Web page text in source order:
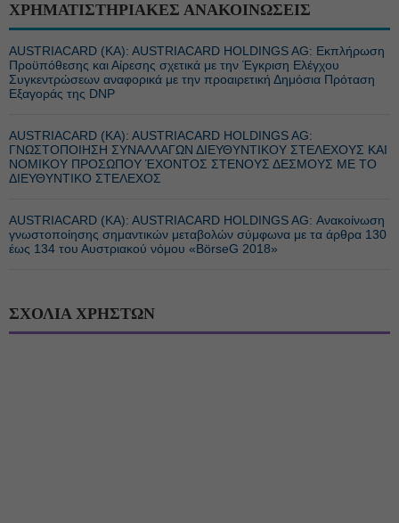
ΧΡΗΜΑΤΙΣΤΗΡΙΑΚΕΣ ΑΝΑΚΟΙΝΩΣΕΙΣ
AUSTRIACARD (ΚΑ): AUSTRIACARD HOLDINGS AG: Εκπλήρωση
Προϋπόθεσης και Αίρεσης σχετικά με την Έγκριση Ελέγχου
Συγκεντρώσεων αναφορικά με την προαιρετική Δημόσια Πρόταση
Εξαγοράς της DNP
AUSTRIACARD (ΚΑ): AUSTRIACARD HOLDINGS AG:
ΓΝΩΣΤΟΠΟΙΗΣΗ ΣΥΝΑΛΛΑΓΩΝ ΔΙΕΥΘΥΝΤΙΚOY ΣΤΕΛΕΧΟΥΣ ΚΑΙ
ΝΟΜΙΚΟΥ ΠΡΟΣΩΠΟΥ ΈΧΟΝΤΟΣ ΣΤΕΝΟΥΣ ΔΕΣΜΟΥΣ ΜΕ ΤΟ
ΔΙΕΥΘΥΝΤΙΚΟ ΣΤΕΛΕΧΟΣ
AUSTRIACARD (ΚΑ): AUSTRIACARD HOLDINGS AG: Ανακοίνωση
γνωστοποίησης σημαντικών μεταβολών σύμφωνα με τα άρθρα 130
έως 134 του Αυστριακού νόμου «BörseG 2018»
ΣΧΟΛΙΑ ΧΡΗΣΤΩΝ